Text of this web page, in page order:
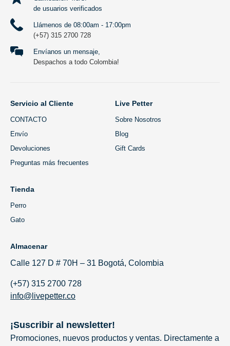
de usuarios verificados
Llámenos de 08:00am - 17:00pm
(+57) 315 2700 728
Envíanos un mensaje,
Despachos a todo Colombia!
Servicio al Cliente
CONTACTO
Envío
Devoluciones
Preguntas más frecuentes
Live Petter
Sobre Nosotros
Blog
Gift Cards
Tienda
Perro
Gato
Almacenar
Calle 127 D # 70H – 31 Bogotá, Colombia
(+57) 315 2700 728
info@livepetter.co
¡Suscribir al newsletter!
Promociones, nuevos productos y ventas. Directamente a